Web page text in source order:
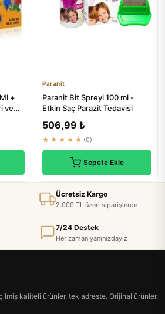
+
ve
Paranit
Paranit Bit Spreyi 100 ml -
Etkin Saç Parazit Tedavisi
506,99 ₺
★★★★★ (0)
Sepete Ekle
Ücretsiz Kargo
2.000 TL üzeri siparişlerde
7/24 Destek
Her zaman yanınızdayız
kaliteli ürünler, tek adreste. Orijinal ürünler,